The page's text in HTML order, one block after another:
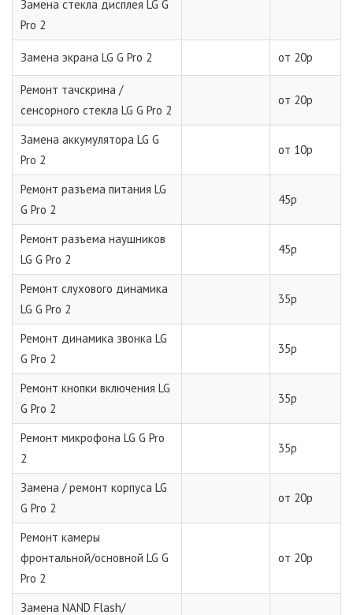
Замена стекла дисплея LG G
Pro 2
Замена экрана LG G Pro 2 от 20р
Ремонт тачскрина /
сенсорного стекла LG G Pro 2
от 20р
Замена аккумулятора LG G
Pro 2
от 10р
Ремонт разъема питания LG
G Pro 2
45р
Ремонт разъема наушников
LG G Pro 2
45р
Ремонт слухового динамика
LG G Pro 2
35р
Ремонт динамика звонка LG
G Pro 2
35р
Ремонт кнопки включения LG
G Pro 2
35р
Ремонт микрофона LG G Pro
2
35р
Замена / ремонт корпуса LG
G Pro 2
от 20р
Ремонт камеры
фронтальной/основной LG G
Pro 2
от 20р
Замена NAND Flash/